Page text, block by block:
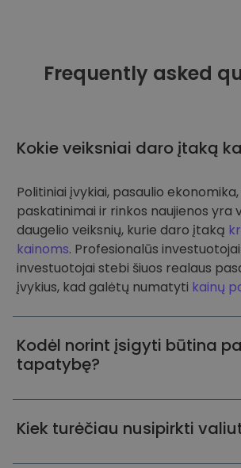
Frequently asked
Kokie veiksniai daro įtaką
Politiniai įvykiai, pasaulio
paskatinimai ir rinkos naujienos yra
daugelio veiksnių, kurie daro įtaką
kainoms. Profesionalūs
investuotojai stebi šiuos realaus
įvykius, kad galėtų numatyti kainų
Kodėl norint įsigyti būtina
tapatybę?
Kiek turėčiau nusipirkti